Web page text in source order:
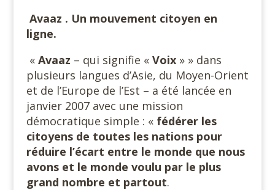
Avaaz . Un mouvement citoyen en
ligne.
« Avaaz – qui signifie « Voix» » dans
plusieurs langues d’Asie, du Moyen-Orient
et de l’Europe de l’Est – a été lancée en
janvier 2007 avec une mission
démocratique simple : « fédérer les
citoyens de toutes les nations pour
réduire l’écart entre le monde que nous
avons et le monde voulu par le plus
grand nombre et partout.